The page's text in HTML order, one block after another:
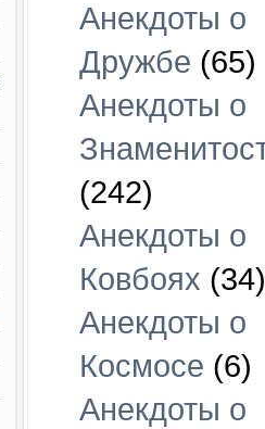
Анекдоты о
Дружбе (65)
Анекдоты о
(242)
Анекдоты о
Ковбоях (34)
Анекдоты о
Космосе (6)
Анекдоты о